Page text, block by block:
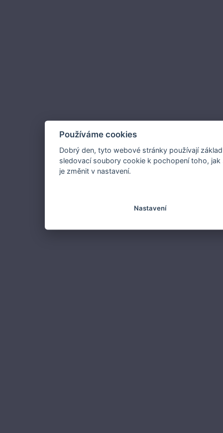
Používáme cookies
Dobrý den, tyto webové stránky používají
sledovací soubory cookie k pochopení toho,
je změnit v nastavení.
Nastavení